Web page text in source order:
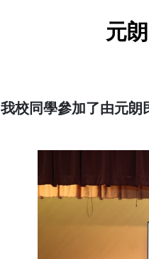
元
我校同學參加了由元